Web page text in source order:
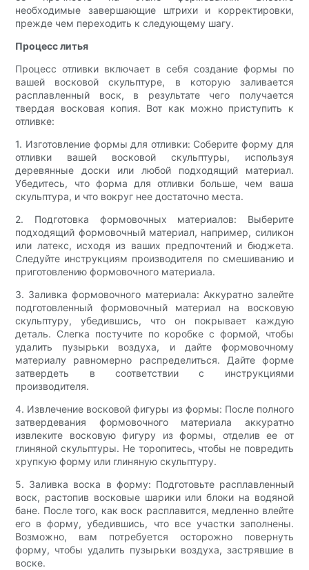
необходимые завершающие штрихи и корректировки,
прежде чем переходить к следующему шагу.
Процесс литья
Процесс отливки включает в себя создание формы по
вашей восковой скульптуре, в которую заливается
расплавленный воск, в результате чего получается
твердая восковая копия. Вот как можно приступить к
отливке:
1. Изготовление формы для отливки: Соберите форму для
отливки вашей восковой скульптуры, используя
деревянные доски или любой подходящий материал.
Убедитесь, что форма для отливки больше, чем ваша
скульптура, и что вокруг нее достаточно места.
2. Подготовка формовочных материалов: Выберите
подходящий формовочный материал, например, силикон
или латекс, исходя из ваших предпочтений и бюджета.
Следуйте инструкциям производителя по смешиванию и
приготовлению формовочного материала.
3. Заливка формовочного материала: Аккуратно залейте
подготовленный формовочный материал на восковую
скульптуру, убедившись, что он покрывает каждую
деталь. Слегка постучите по коробке с формой, чтобы
удалить пузырьки воздуха, и дайте формовочному
материалу равномерно распределиться. Дайте форме
затвердеть в соответствии с инструкциями
производителя.
4. Извлечение восковой фигуры из формы: После полного
затвердевания формовочного материала аккуратно
извлеките восковую фигуру из формы, отделив ее от
глиняной скульптуры. Не торопитесь, чтобы не повредить
хрупкую форму или глиняную скульптуру.
5. Заливка воска в форму: Подготовьте расплавленный
воск, растопив восковые шарики или блоки на водяной
бане. После того, как воск расплавится, медленно влейте
его в форму, убедившись, что все участки заполнены.
Возможно, вам потребуется осторожно повернуть
форму, чтобы удалить пузырьки воздуха, застрявшие в
воске.